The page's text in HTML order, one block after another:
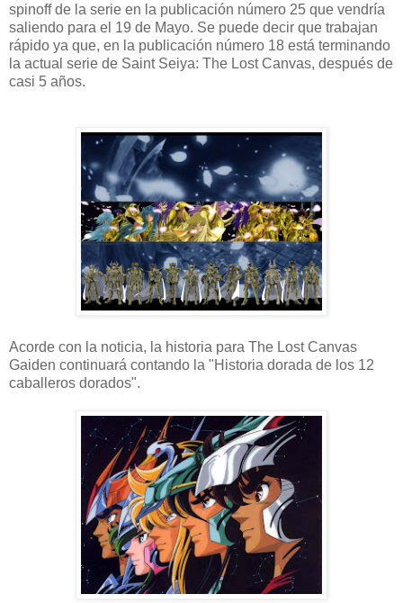
spinoff de la serie en la publicación número 25 que vendría
saliendo para el 19 de Mayo. Se puede decir que trabajan
rápido ya que, en la publicación número 18 está terminando
la actual serie de Saint Seiya: The Lost Canvas, después de
casi 5 años.
Acorde con la noticia, la historia para The Lost Canvas
Gaiden continuará contando la "Historia dorada de los 12
caballeros dorados".